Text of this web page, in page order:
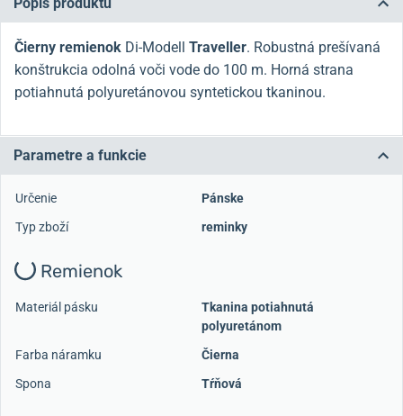
Čierny remienok Di-Modell Traveller. Robustná prešívaná
konštrukcia odolná voči vode do 100 m. Horná strana
potiahnutá polyuretánovou syntetickou tkaninou.
Parametre a funkcie
Určenie
Pánske
Typ zboží
reminky
Remienok
Materiál pásku
Tkanina potiahnutá
polyuretánom
Farba náramku
Čierna
Spona
Tŕňová